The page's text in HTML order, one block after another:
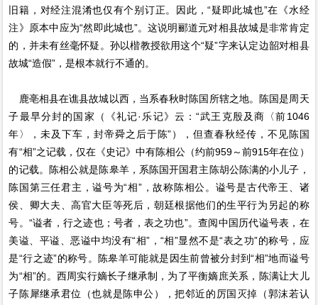
旧籍，对经注混淆也仅有个别订正。因此，“疑即此城也”在《水经
注》原本中应为“然即此城也”。这说明郦道元对相县故城是非常肯定
的，并未有丝毫怀疑。孙以楷教授欲用这个“疑”字来认定边韶对相县
故城“造假”，是根本就行不通的。
鹿亳相县在谯县故城以西，当系春秋时陈国所辖之地。陈国是周天
子最早分封的国家（《礼记·乐记》云：“武王克殷及商〈前1046
年〉，未及下车，封帝舜之后于陈”），但查春秋经传，不见陈国
有“相”之记载，仅在《史记》中有陈相公（约前959～前915年在位）
的记载。陈相公就是陈皋羊，系陈国开国君主陈胡公陈满的小儿子，
陈国第三任君主，谥号为“相”，故称陈相公。谥号是古代帝王、诸
侯、卿大夫、高官大臣等死后，朝廷根据他们的生平行为另起的称
号。“谥者，行之迹也；号者，表之功也”。查阅中国历代谥号表，在
美谥、平谥、恶谥中均没有“相”，“相”显然不是“表之功”的称号，应
是“行之迹”的称号。陈皋羊可能就是因生前曾被分封到“相”地而谥号
为“相”的。西周实行嫡长子继承制，为了平衡嫡庶关系，陈满让大儿
子陈犀继承君位（也就是陈申公），把邻近的厉国灭掉（郭沫若认